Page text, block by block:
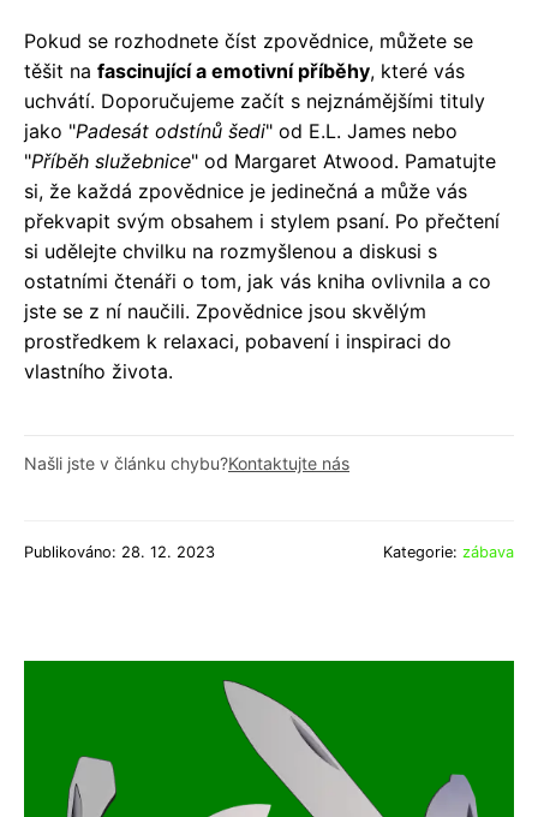
Pokud se rozhodnete číst zpovědnice, můžete se
těšit na fascinující a emotivní příběhy, které vás
uchvátí. Doporučujeme začít s nejznámějšími tituly
jako "Padesát odstínů šedi" od E.L. James nebo
"Příběh služebnice" od Margaret Atwood. Pamatujte
si, že každá zpovědnice je jedinečná a může vás
překvapit svým obsahem i stylem psaní. Po přečtení
si udělejte chvilku na rozmyšlenou a diskusi s
ostatními čtenáři o tom, jak vás kniha ovlivnila a co
jste se z ní naučili. Zpovědnice jsou skvělým
prostředkem k relaxaci, pobavení i inspiraci do
vlastního života.
Našli jste v článku chybu?Kontaktujte nás
Publikováno: 28. 12. 2023 Kategorie: zábava